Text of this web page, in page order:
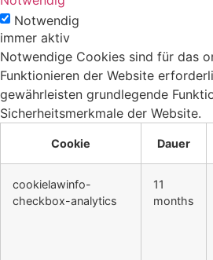
Notwendig
immer aktiv
Notwendige Cookies sind für das
Funktionieren der Website
gewährleisten grundlegende
Sicherheitsmerkmale der Website.
Cookie Dauer
cookielawinfo-
checkbox-analytics
11
months